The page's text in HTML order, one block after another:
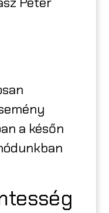
a későn